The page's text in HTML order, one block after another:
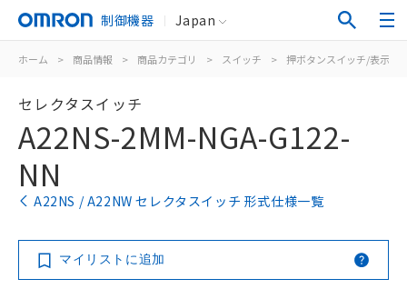
制御機器 Japan
ホーム > 商品情報 > 商品カテゴリ > スイッチ > 押ボタンスイッチ/表示灯
セレクタスイッチ
A22NS-2MM-NGA-G122-
NN
A22NS / A22NW セレクタスイッチ 形式仕様一覧
マイリストに追加